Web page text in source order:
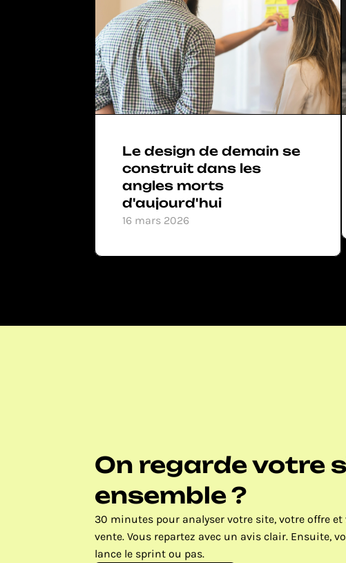
Le design de demain se
construit dans les
angles morts
d'aujourd'hui
16 mars 2026
On regarde votre
ensemble ?
30 minutes pour analyser votre site, votre offre et
vente. Vous repartez avec un avis clair. Ensuite,
lance le sprint ou pas.